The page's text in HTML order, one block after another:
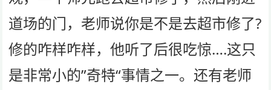
道场的门，老师说你是不是去超市修了?
修的咋样咋样，他听了后很吃惊….这只
是非常小的”奇特“事情之一。还有老师